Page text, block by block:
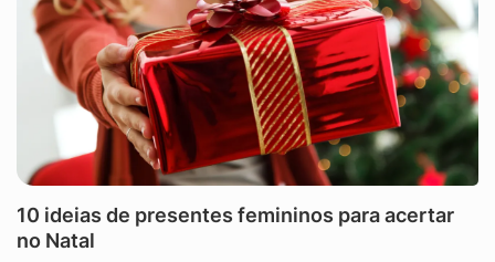
10 ideias de presentes femininos para acertar
no Natal